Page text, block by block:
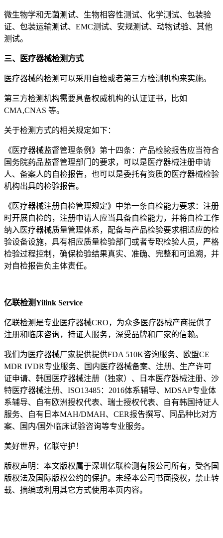
微生物学和无菌测试、生物相容性测试、化学测试、包装验
证、包装运输测试、EMC测试、安规测试、动物试验、其他
测试。
三、医疗器械检测方式
医疗器械的检测可以采用自检或者第三方检测机构来实施。
第三方检测机构需要具备权威机构的认证证书，比如
CMA,CNAS 等。
关于检测方式的相关规定如下：
《医疗器械监督管理条例》第十四条：产品检验报告应当符合
国务院药品监督管理部门的要求，可以是医疗器械注册申请
人、备案人的自检报告，也可以是委托有资质的医疗器械检验
机构出具的检验报告。
《医疗器械注册自检管理规定》中第一条自检能力要求：注册
时开展自检的，注册申请人应当具备自检能力，并将自检工作
纳入医疗器械质量管理体系，配备与产品检验要求相适应的检
验设备设施，具有相应质量检验部门或者专职检验人员，严格
检验过程控制，确保检验结果真实、准确、完整和可追溯，并
对自检报告负主体责任。
亿联检测Yilink Service
亿联检测是专业医疗器械CRO，为众多医疗器械产商提供了
注册和临床咨询，持证人服务，深受品牌和厂家的信赖。
我们为医疗器械厂家提供提供FDA 510K咨询服务、欧盟CE
MDR IVDR专业服务、国内医疗器械备案、注册、生产许可
证申请、韩国医疗器械注册（独家）、日本医疗器械注册、沙
特医疗器械注册、ISO13485：2016体系辅导、MDSAP专业体
系辅导、自有欧洲授权代表、瑞士授权代表、自有韩国持证人
服务、自有日本MAH/DMAH、CER报告撰写、同品种比对方
案、国内/国外临床试验咨询等专业服务。
美好世界，亿联守护！
版权声明：本文版权属于深圳亿联检测有限公司所有，受各国
版权法及国际版权公约的保护。未经本公司书面授权，禁止转
载、摘编或利用其它方式使用本页内容。